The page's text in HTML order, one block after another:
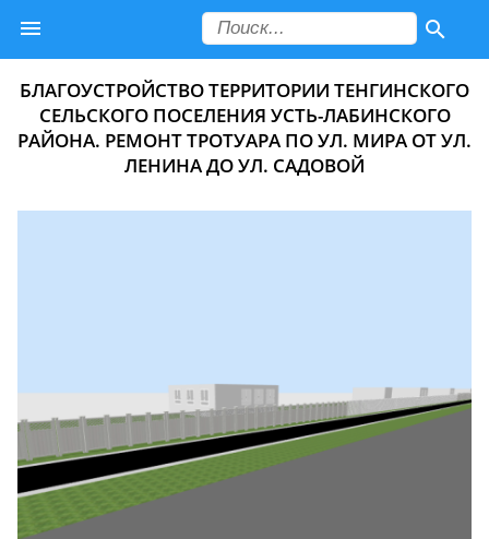
БЛАГОУСТРОЙСТВО ТЕРРИТОРИИ ТЕНГИНСКОГО
СЕЛЬСКОГО ПОСЕЛЕНИЯ УСТЬ-ЛАБИНСКОГО
РАЙОНА. РЕМОНТ ТРОТУАРА ПО УЛ. МИРА ОТ УЛ.
ЛЕНИНА ДО УЛ. САДОВОЙ